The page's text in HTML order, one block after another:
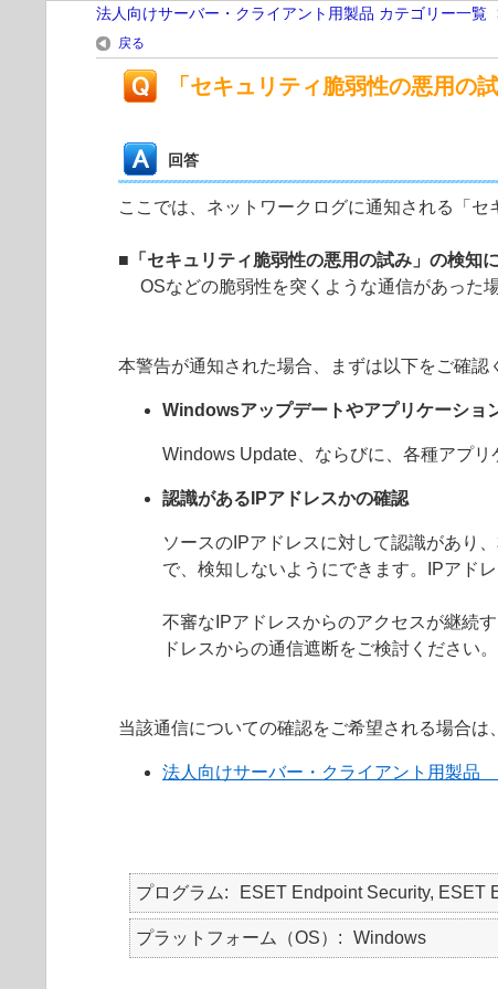
法人向けサーバー・クライアント用製品 カテゴリー一覧
戻る
「セキュリティ脆弱性の悪用の
回答
ここでは、ネットワークログに通知される「
■「セキュリティ脆弱性の悪用の試み」の検知
OSなどの脆弱性を突くような通信があった
本警告が通知された場合、まずは以下をご確認
Windowsアップデートやアプリケーショ
Windows Update、ならびに、各種アプ
認識があるIPアドレスかの確認
ソースのIPアドレスに対して認識があり
で、検知しないようにできます。IPアド
不審なIPアドレスからのアクセスが継続
ドレスからの通信遮断をご検討ください。
当該通信についての確認をご希望される場合は
法人向けサーバー・クライアント用製品
プログラム ESET Endpoint Security, ESET
プラットフォーム（OS） Windows